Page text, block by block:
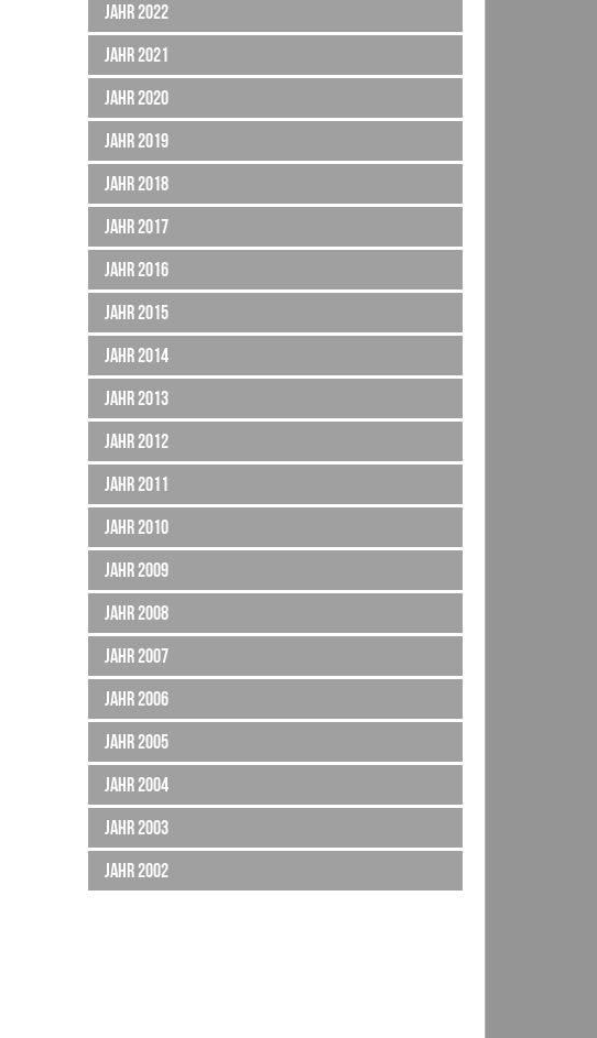
Jahr 2022
Jahr 2021
Jahr 2020
Jahr 2019
Jahr 2018
Jahr 2017
Jahr 2016
Jahr 2015
Jahr 2014
Jahr 2013
Jahr 2012
Jahr 2011
Jahr 2010
Jahr 2009
Jahr 2008
Jahr 2007
Jahr 2006
Jahr 2005
Jahr 2004
Jahr 2003
Jahr 2002